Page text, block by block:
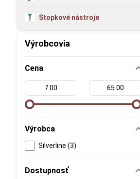
Výrobcovia
Cena
Od:
Do:
Výrobca
Silverline (3)
Dostupnosť
Stopkové nástroje